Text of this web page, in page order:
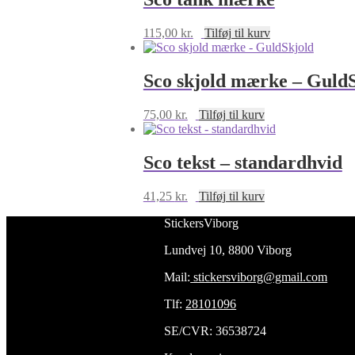
115,00 kr. Tilføj til kurv
Sco skjold mærke –
75,00 kr. Tilføj til kurv
Sco tekst – standardhvid
41,25 kr.
Tilføj til kurv
StickersViborg
Lundvej 10, 8800 Viborg
Mail: stickersviborg@gmail.com
Tlf: 28101096
SE/CVR: 36538724